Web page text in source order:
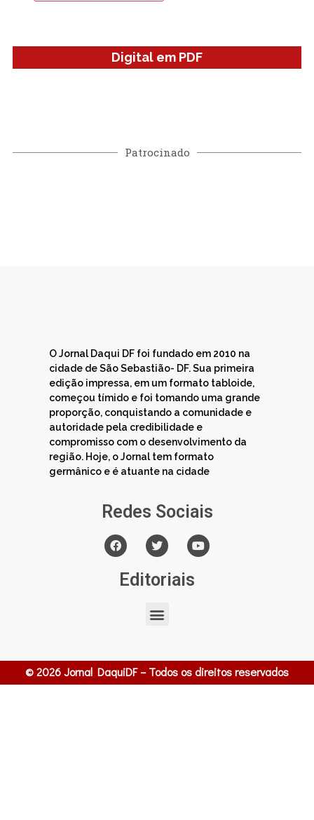
Digital em PDF
Patrocinado
O Jornal Daqui DF foi fundado em 2010 na
cidade de São Sebastião- DF. Sua primeira
edição impressa, em um formato tabloide,
começou tímido e foi tomando uma grande
proporção, conquistando a comunidade e
autoridade pela credibilidade e
compromisso com o desenvolvimento da
região. Hoje, o Jornal tem formato
germânico e é atuante na cidade
Redes Sociais
Editoriais
© 2026 Jornal DaquiDF – Todos os direitos reservados